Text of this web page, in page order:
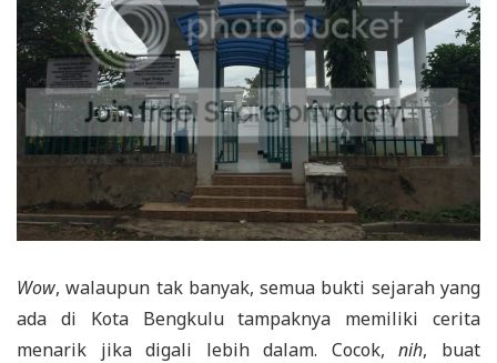
Wow, walaupun tak banyak, semua bukti sejarah yang
ada di Kota Bengkulu tampaknya memiliki cerita
menarik jika digali lebih dalam. Cocok,nih, buat